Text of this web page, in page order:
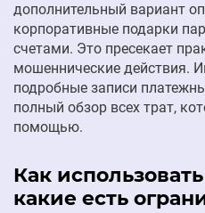
дополнительный вариант
корпоративные подарки
счетами. Это пресекает
мошеннические действия.
подробные записи
полный обзор всех трат,
помощью.
Как
какие есть